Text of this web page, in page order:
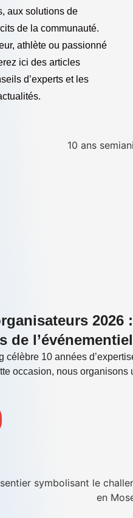
aux solutions de
de la communauté.
athlète ou passionné
ici des articles
d’experts et les
2026
de
célèbre 10 années
occasion, nous